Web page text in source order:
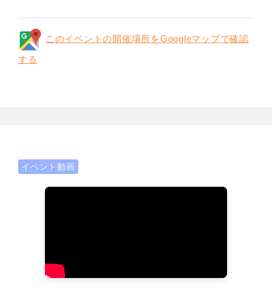
このイベントの開催場所をGoogleマップで確認
する
イベント動画